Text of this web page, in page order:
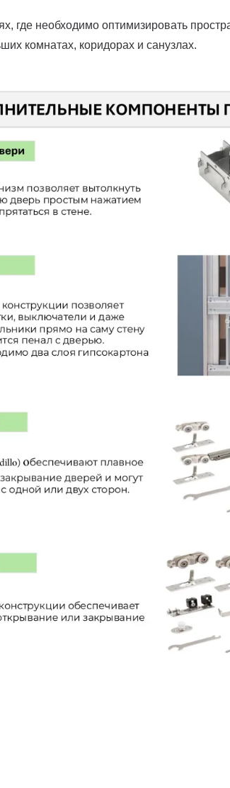
где необходимо оптимизировать
комнатах, коридорах и санузлах.